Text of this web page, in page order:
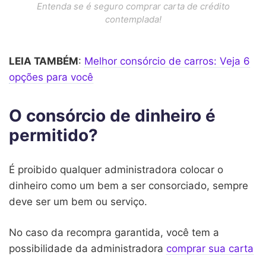
Entenda se é seguro comprar carta de crédito
contemplada!
LEIA TAMBÉM: Melhor consórcio de carros: Veja 6
opções para você
O consórcio de dinheiro é
permitido?
É proibido qualquer administradora colocar o
dinheiro como um bem a ser consorciado, sempre
deve ser um bem ou serviço.
No caso da recompra garantida, você tem a
possibilidade da administradora comprar sua carta